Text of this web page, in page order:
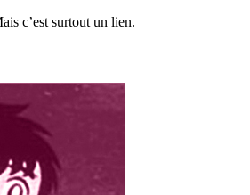
c’est surtout un lien.